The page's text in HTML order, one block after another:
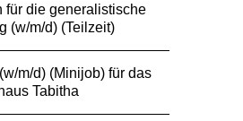
für die generalistische
(w/m/d) (Teilzeit)
m/d) (Minijob) für das
Tabitha